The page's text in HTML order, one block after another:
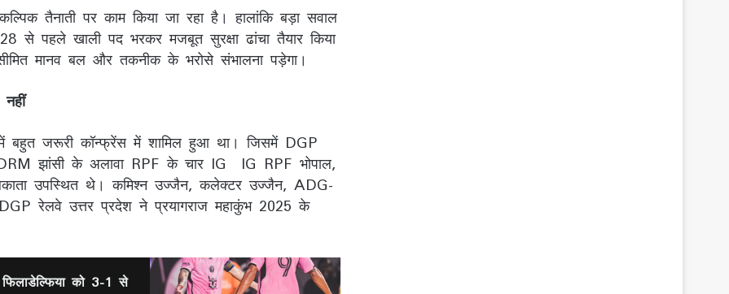
तैनाती पर काम किया जा रहा है। हालांकि बड़ा सवाल
से पहले खाली पद भरकर मजबूत सुरक्षा ढांचा तैयार किया
मानव बल और तकनीक के भरोसे संभालना पड़ेगा।
बहुत जरूरी कॉन्फ्रेंस में शामिल हुआ था। जिसमें DGP
झांसी के अलावा RPF के चार IG IG RPF भोपाल,
उपस्थित थे। कमिश्न उज्जैन, कलेक्टर उज्जैन, ADG-
रेलवे उत्तर प्रदेश ने प्रयागराज महाकुंभ 2025 के
को 3-1 से